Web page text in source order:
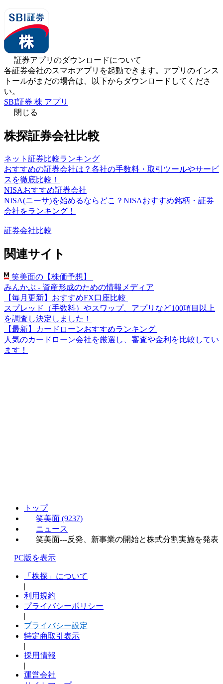
証券アプリのダウンロードについて
各証券会社のスマホアプリを起動できます。アプリのインス
トールがまだの場合は、以下からダウンロードしてくださ
い。
SBI証券 株 アプリ
閉じる
株探証券会社比較
ネット証券比較ランキング
おすすめの証券会社は？各社の手数料・取引ツールやサービ
スを徹底比較！
NISAおすすめ証券会社
NISA(ニーサ)を始めるならどこ？NISAおすすめ銘柄・証券
会社をランキング！
証券会社比較
関連サイト
笑美面の【株価予想】
みんかぶ - 資産形成のための情報メディア
【毎月更新】おすすめFX口座比較
スプレッド（手数料）やスワップ、アプリなど100項目以上
を調査し決定しました！
【最新】カードローンおすすめランキング
人気のカードローン会社を厳選し、審査や金利を比較してい
ます！
トップ
笑美面 (9237)
ニュース
笑美面---反発、新事業の開始と株式分割実施を発表
PC版を表示
「株探」について
|
利用規約
プライバシーポリシー
|
プライバシー設定
特定商取引表示
|
採用情報
|
運営会社